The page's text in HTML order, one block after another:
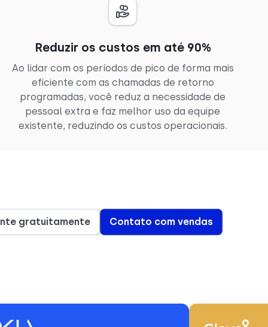
Reduzir os custos em até 90%
Ao lidar com os períodos de pico de forma mais
eficiente com as chamadas de retorno
programadas, você reduz a necessidade de
pessoal extra e faz melhor uso da equipe
existente, reduzindo os custos operacionais.
gratuitamente Contato com vendas